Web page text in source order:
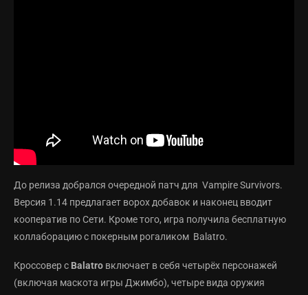
До релиза добрался очередной патч для Vampire Survivors.
Версия 1.14 предлагает ворох добавок и наконец вводит
кооператив по Сети. Кроме того, игра получила бесплатную
коллаборацию с покерным рогаликом Balatro.
Кроссовер с Balatro включает в себя четырёх персонажей
(включая маскота игры Джимбо), четыре вида оружия